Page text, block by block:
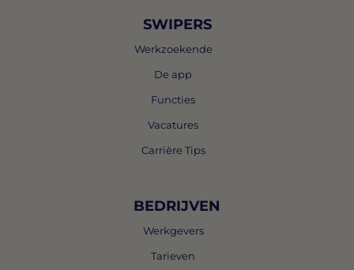
SWIPERS
Werkzoekende
De app
Functies
Vacatures
Carrière Tips
BEDRIJVEN
Werkgevers
Tarieven